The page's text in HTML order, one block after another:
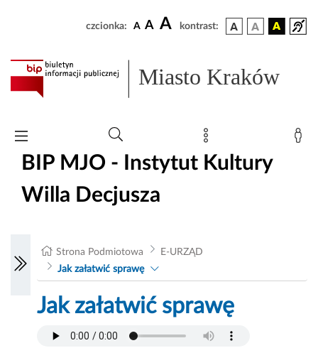
czcionka: A A A kontrast:
Miasto Kraków
BIP MJO - Instytut Kultury
Willa Decjusza
Strona Podmiotowa
E-URZĄD
Jak załatwić sprawę
Jak załatwić sprawę